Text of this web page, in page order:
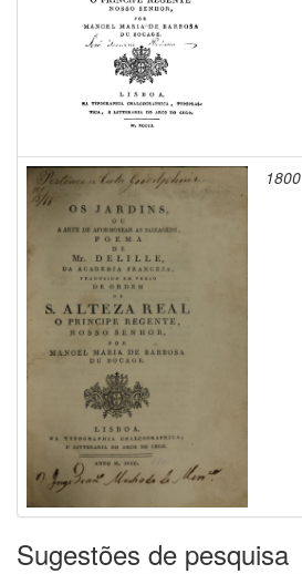
1800
Sugestões de pesquisa